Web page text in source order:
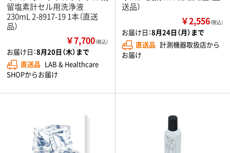
留塩素計セル用洗浄液
230mL 2-8917-19 1本（直送
品）
￥7,700（税込）
お届け日：8月20日（木）まで
直送品 LAB & Healthcare
SHOPからお届け
送品）
￥2,556（税込）
お届け日：8月24日（月）まで
直送品 計測機器取扱店から
お届け